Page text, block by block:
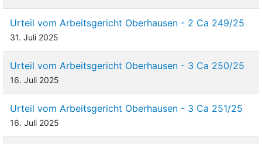
ändernden und ersetzenden Tarifverträgen in der
Bundes für ausbildungsintegrierte duale
jeweils gültigen Fassung die Anwendung nicht
ausschließt.
Urteil vom Arbeitsgericht Oberhausen - 2 Ca 249/25
31. Juli 2025
Urteil vom Arbeitsgericht Oberhausen - 3 Ca 250/25
16. Juli 2025
Urteil vom Arbeitsgericht Oberhausen - 3 Ca 251/25
16. Juli 2025